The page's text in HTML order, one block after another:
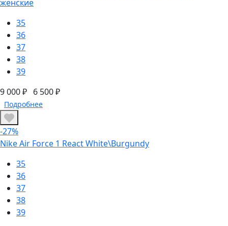
женские
35
36
37
38
39
9 000 ₽ 6 500 ₽
Подробнее
-27%
Nike Air Force 1 React White\Burgundy
35
36
37
38
39